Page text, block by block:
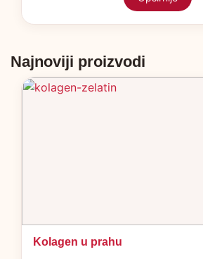
Najnoviji proizvodi
Kolagen u prahu